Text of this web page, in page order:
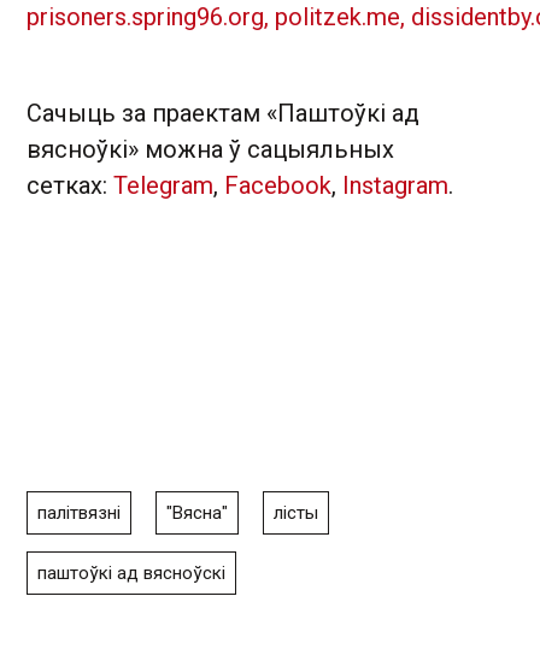
prisoners.spring96.org, politzek.me,
Сачыць за праектам «Паштоўкі ад
вясноўкі» можна ў сацыяльных
сетках: Telegram, Facebook, Instagram.
палітвязні "Вясна" лісты
паштоўкі ад вясноўскі